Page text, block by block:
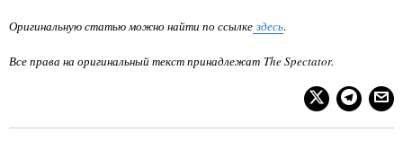
Оригинальную статью можно найти по ссылке здесь.
Все права на оригинальный текст принадлежат The Spectator.